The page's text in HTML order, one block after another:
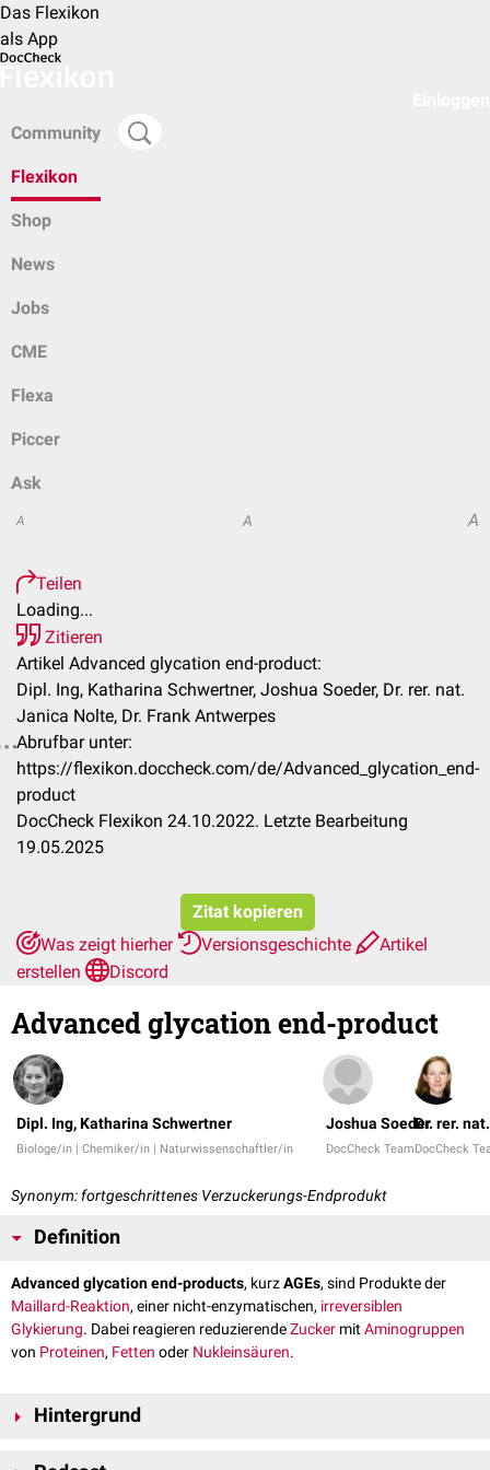
Das Flexikon
als App
Community
Flexikon
Shop
News
Jobs
CME
Flexa
Piccer
Ask
A A A
Teilen
Loading...
Zitieren
Artikel Advanced glycation end-product:
Dipl. Ing, Katharina Schwertner, Joshua Soeder, Dr. rer. nat.
Janica Nolte, Dr. Frank Antwerpes
Abrufbar unter:
https://flexikon.doccheck.com/de/Advanced_glycation_end-
product
DocCheck Flexikon 24.10.2022. Letzte Bearbeitung
19.05.2025
Zitat kopieren
Was zeigt hierher
Versionsgeschichte
Artikel
erstellen
Discord
Advanced glycation end-product
Dipl. Ing, Katharina Schwertner
Biologe/in | Chemiker/in | Naturwissenschaftler/in
Joshua Soeder
DocCheck Team
Dr. rer.
DocCheck
Synonym: fortgeschrittenes Verzuckerungs-Endprodukt
Definition
Advanced glycation end-products, kurzAGEs, sind Produkte der
Maillard-Reaktion, einer nicht-enzymatischen, irreversiblen
Glykierung. Dabei reagieren reduzierendeZucker mitAminogruppen
von Proteinen, Fetten oder Nukleinsäuren.
Hintergrund